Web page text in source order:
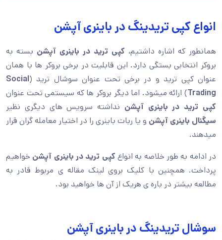
انواع کپی تریدینگ در باینری آپشن
همانطور که اشاره داشتیم، کپی ترید در باینری آپشن بسته به
بروکر انتخابی بستگی دارد. این قابلیت در برخی بروکر ها با همان
عنوان کپی ترید و در برخی تحت عنوان سوشال ترید (Social
Trading) ارائه میشود. اما دیگر بروکر ها که سیستمی تحت عنوان
کپی ترید در باینری آپشن نداشته سرویس های دیگری نظیر
سیگنال باینری آپشن و یا ربات باینری را در اختیار معامله گران قرار
میدهند.
در ادامه به طور خلاصه به انواع کپی ترید در باینری آپشن خواهیم
پرداخت. همچنین با کلیک بروی لینک مقاله ی مربوط قادر به
مطالعه بیشتر در باره ی هریک از آن ها خواهید بود.
سوشال تریدینگ در باینری آپشن